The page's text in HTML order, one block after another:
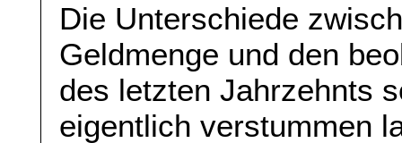
Die Unterschiede
Geldmenge und den
des letzten Jahrzehnts
eigentlich verstummen